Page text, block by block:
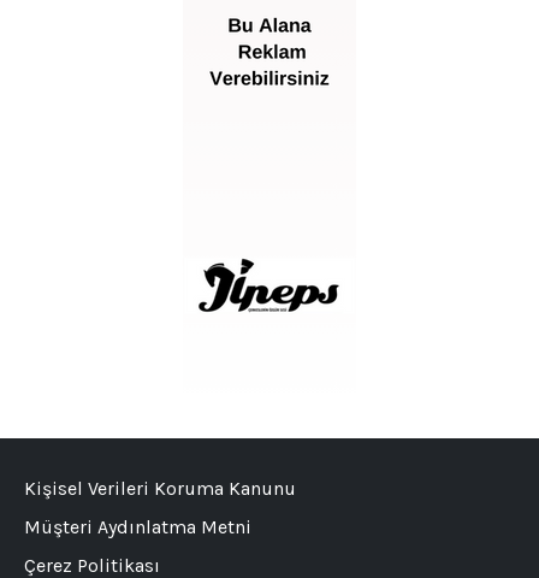
Kişisel Verileri Koruma Kanunu
Müşteri Aydınlatma Metni
Çerez Politikası